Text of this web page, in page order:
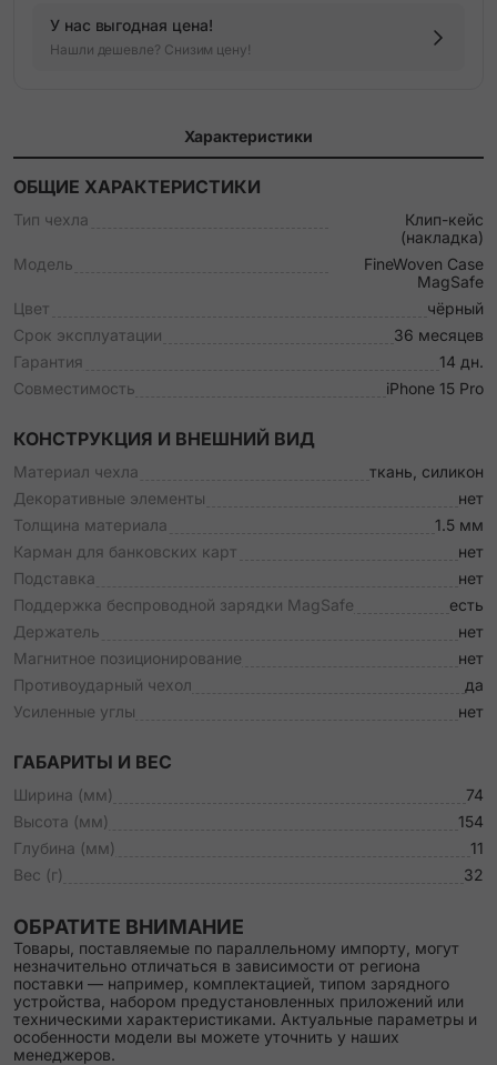
У нас выгодная цена!
Нашли дешевле? Снизим цену!
Характеристики
ОБЩИЕ ХАРАКТЕРИСТИКИ
Тип чехла
Клип-кейс
(накладка)
Модель
FineWoven Case
MagSafe
Цвет
чёрный
Срок эксплуатации
36 месяцев
Гарантия
14 дн.
Совместимость
iPhone 15 Pro
КОНСТРУКЦИЯ И ВНЕШНИЙ ВИД
Материал чехла
ткань, силикон
Декоративные элементы
нет
Толщина материала
1.5 мм
Карман для банковских карт
нет
Подставка
нет
Поддержка беспроводной зарядки MagSafe
есть
Держатель
нет
Магнитное позиционирование
нет
Противоударный чехол
да
Усиленные углы
нет
ГАБАРИТЫ И ВЕС
Ширина (мм)
74
Высота (мм)
154
Глубина (мм)
11
Вес (г)
32
ОБРАТИТЕ ВНИМАНИЕ
Товары, поставляемые по параллельному импорту, могут
незначительно отличаться в зависимости от региона
поставки — например, комплектацией, типом зарядного
устройства, набором предустановленных приложений или
техническими характеристиками. Актуальные параметры и
особенности модели вы можете уточнить у наших
менеджеров.